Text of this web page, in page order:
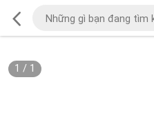
1 / 1